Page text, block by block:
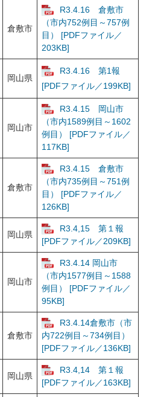
倉敷市
R3.4.16 倉敷市
（市内752例目～757例
目） [PDFファイル／
203KB]
岡山県
R3.4.16 第1報
[PDFファイル／199KB]
岡山市
R3.4.15 岡山市
（市内1589例目～1602
例目） [PDFファイル／
117KB]
倉敷市
R3.4.15 倉敷市
（市内735例目～751例
目） [PDFファイル／
126KB]
岡山県
R3.4,15 第１報
[PDFファイル／209KB]
岡山市
R3.4.14 岡山市
（市内1577例目～1588
例目） [PDFファイル／
95KB]
倉敷市
R3.4.14倉敷市（市
内722例目～734例目）
[PDFファイル／136KB]
岡山県
R3.4,14 第１報
[PDFファイル／163KB]